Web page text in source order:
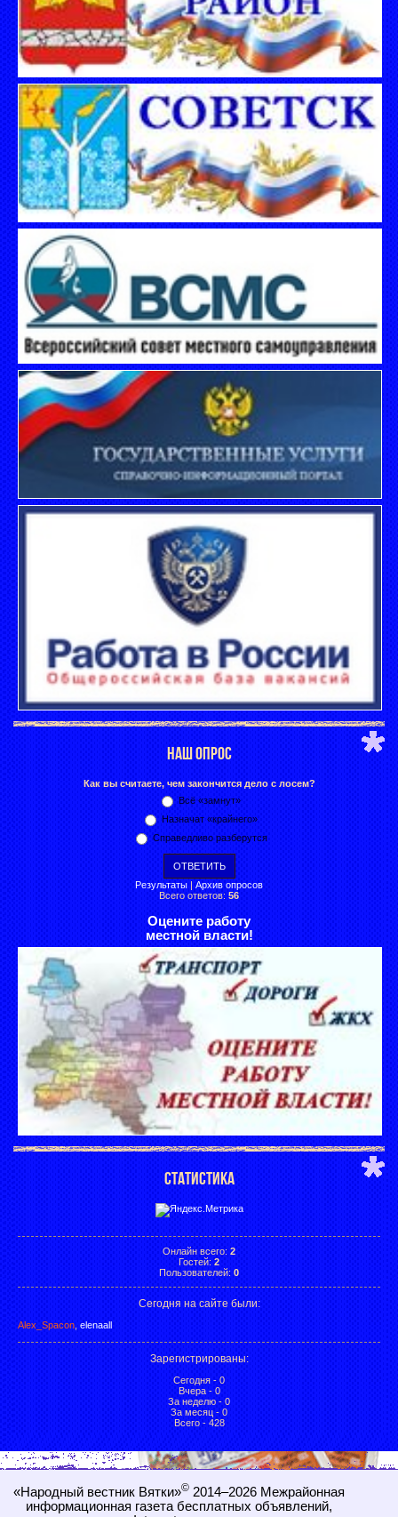
НАШ ОПРОС
Как вы считаете, чем закончится дело с лосем?
Всё «замнут»
Назначат «крайнего»
Справедливо разберутся
Результаты | Архив опросов
Всего ответов: 56
Оцените работу
местной власти!
СТАТИСТИКА
Онлайн всего: 2
Гостей: 2
Пользователей: 0
Сегодня на сайте были:
Alex_Spacon elenaall
Зарегистрированы:
Сегодня - 0
Вчера - 0
За неделю - 0
За месяц - 0
Всего - 428
«Народный вестник Вятки»©2014–2026 Межрайонная
информационная газета бесплатных объявлений,